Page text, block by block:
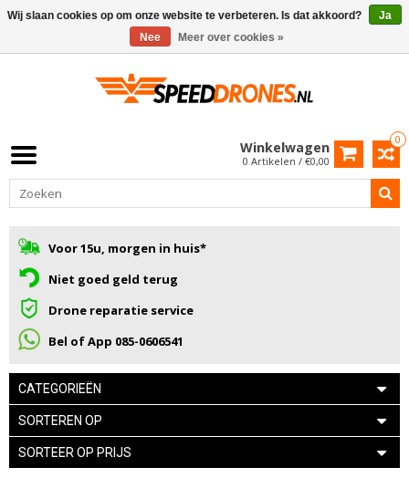
0
Winkelwagen
0 Artikelen / €0,00
Voor 15u, morgen in huis*
Niet goed geld terug
Drone reparatie service
Bel of App 085-0606541
CATEGORIEËN
SORTEREN OP
SORTEER OP PRIJS
Wij slaan cookies op om onze website te verbeteren. Is dat akkoord?
Ja
Nee
Meer over cookies »